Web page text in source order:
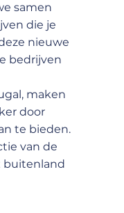
samen
die je
nieuwe
bedrijven
maken
door
te bieden.
van de
buitenland